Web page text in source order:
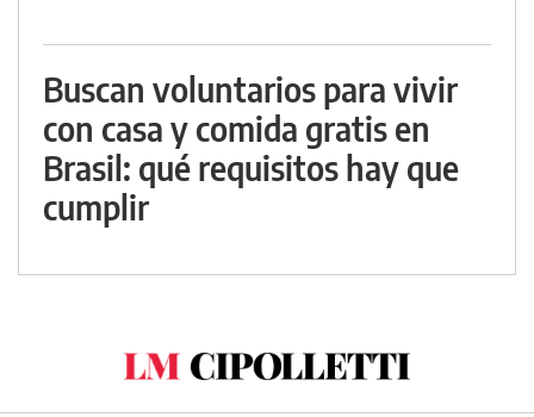
Buscan voluntarios para vivir
con casa y comida gratis en
Brasil: qué requisitos hay que
cumplir